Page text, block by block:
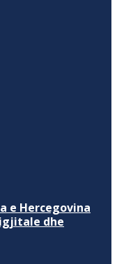
e Hercegovina
dhe